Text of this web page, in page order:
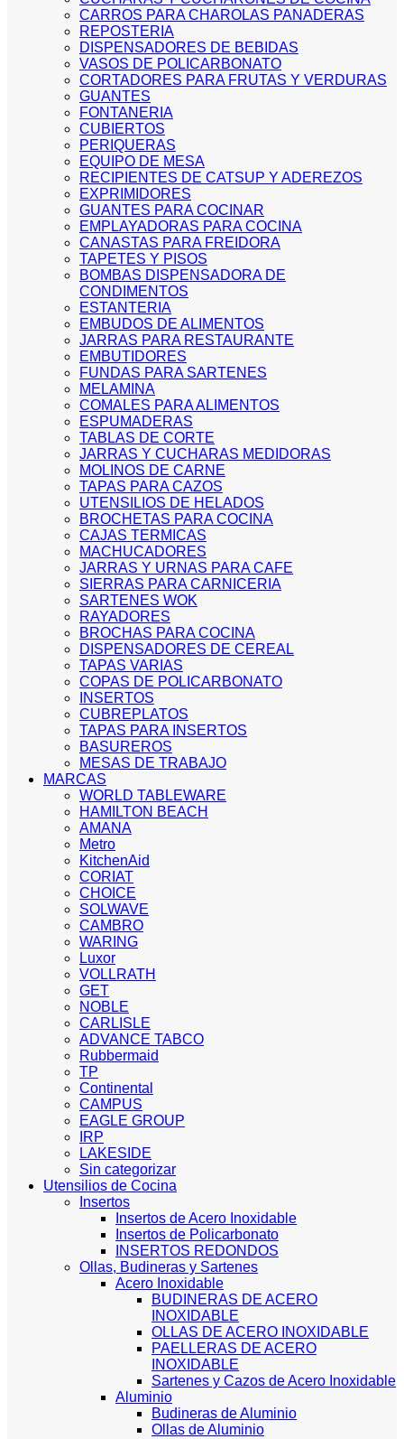
CARROS PARA CHAROLAS PANADERAS
REPOSTERIA
DISPENSADORES DE BEBIDAS
VASOS DE POLICARBONATO
CORTADORES PARA FRUTAS Y VERDURAS
GUANTES
FONTANERIA
CUBIERTOS
PERIQUERAS
EQUIPO DE MESA
RECIPIENTES DE CATSUP Y ADEREZOS
EXPRIMIDORES
GUANTES PARA COCINAR
EMPLAYADORAS PARA COCINA
CANASTAS PARA FREIDORA
TAPETES Y PISOS
BOMBAS DISPENSADORA DE
CONDIMENTOS
ESTANTERIA
EMBUDOS DE ALIMENTOS
JARRAS PARA RESTAURANTE
EMBUTIDORES
FUNDAS PARA SARTENES
MELAMINA
COMALES PARA ALIMENTOS
ESPUMADERAS
TABLAS DE CORTE
JARRAS Y CUCHARAS MEDIDORAS
MOLINOS DE CARNE
TAPAS PARA CAZOS
UTENSILIOS DE HELADOS
BROCHETAS PARA COCINA
CAJAS TERMICAS
MACHUCADORES
JARRAS Y URNAS PARA CAFE
SIERRAS PARA CARNICERIA
SARTENES WOK
RAYADORES
BROCHAS PARA COCINA
DISPENSADORES DE CEREAL
TAPAS VARIAS
COPAS DE POLICARBONATO
INSERTOS
CUBREPLATOS
TAPAS PARA INSERTOS
BASUREROS
MESAS DE TRABAJO
MARCAS
WORLD TABLEWARE
HAMILTON BEACH
AMANA
Metro
KitchenAid
CORIAT
CHOICE
SOLWAVE
CAMBRO
WARING
Luxor
VOLLRATH
GET
NOBLE
CARLISLE
ADVANCE TABCO
Rubbermaid
TP
Continental
CAMPUS
EAGLE GROUP
IRP
LAKESIDE
Sin categorizar
Utensilios de Cocina
Insertos
Insertos de Acero Inoxidable
Insertos de Policarbonato
INSERTOS REDONDOS
Ollas, Budineras y Sartenes
Acero Inoxidable
BUDINERAS DE ACERO
INOXIDABLE
OLLAS DE ACERO INOXIDABLE
PAELLERAS DE ACERO
INOXIDABLE
Sartenes y Cazos de Acero Inoxidable
Aluminio
Budineras de Aluminio
Ollas de Aluminio